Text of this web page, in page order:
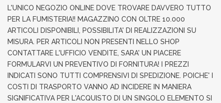
L'UNICO NEGOZIO ONLINE DOVE TROVARE DAVVERO TUTTO
PER LA FUMISTERIA!! MAGAZZINO CON OLTRE 10.000
ARTICOLI DISPONIBILI, POSSIBILITA' DI REALIZZAZIONI SU
MISURA. PER ARTICOLI NON PRESENTI NELLO SHOP
CONTATTARE L'UFFICIO VENDITE, SARA' UN PIACERE
FORMULARVI UN PREVENTIVO DI FORNITURA! I PREZZI
INDICATI SONO TUTTI COMPRENSIVI DI SPEDIZIONE. POICHE' I
COSTI DI TRASPORTO VANNO AD INCIDERE IN MANIERA
SIGNIFICATIVA PER L'ACQUISTO DI UN SINGOLO ELEMENTO SI